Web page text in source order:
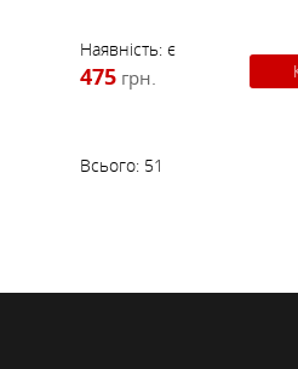
Наявність: є
475 грн.
Всього: 51